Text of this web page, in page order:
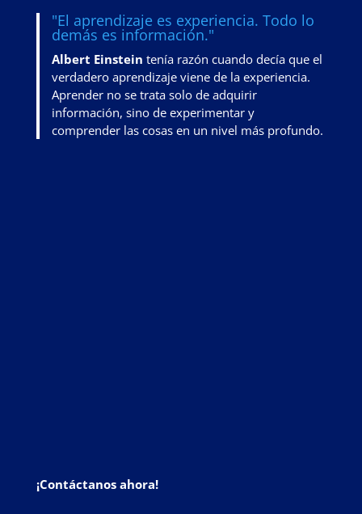
"El aprendizaje es experiencia. Todo lo
demás es información."
Albert Einstein tenía razón cuando decía que el
verdadero aprendizaje viene de la experiencia.
Aprender no se trata solo de adquirir
información, sino de experimentar y
comprender las cosas en un nivel más profundo.
¡Contáctanos ahora!